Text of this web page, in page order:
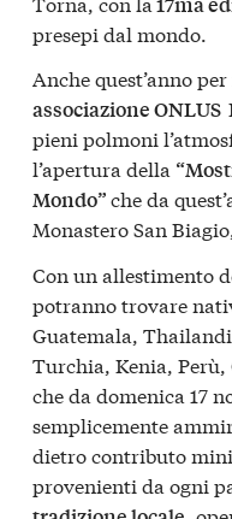
presepi dal mondo.
Anche quest’anno
associazione ONLUS
pieni polmoni
l’apertura della
Mondo”che da
Monastero San
Con un allestimento
potranno trovare
Guatemala,
Turchia, Kenia,
che da domenica 17
semplicemente
dietro contributo
provenienti da ogni